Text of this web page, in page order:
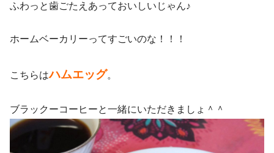
ふわっと歯ごたえあっておいしいじゃん♪
ホームベーカリーってすごいのな！！！
こちらはハムエッグ。
ブラックーコーヒーと一緒にいただきましょ＾＾